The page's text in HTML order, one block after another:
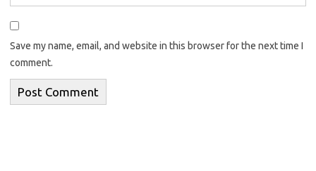
Save my name, email, and website in this browser for the next time I
comment.